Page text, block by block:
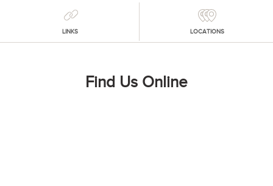
LINKS LOCATIONS
Find Us Online